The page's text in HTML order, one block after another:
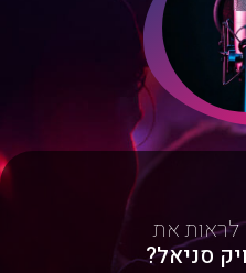
לראות את
סניאל?